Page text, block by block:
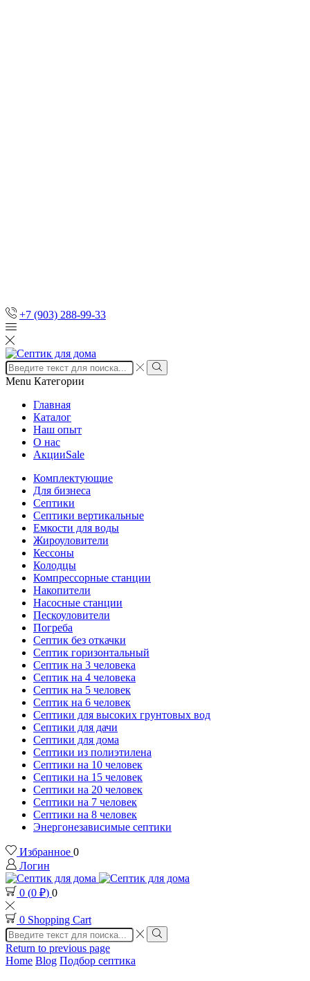
+7 (903) 288-99-33
Search
input
Search
Menu Категории
Главная
Каталог
Наш опыт
О нас
АкцииSale
Комплектующие
Для бизнеса
Септики
Септики вертикальные
Емкости для воды
Жироуловители
Кессоны
Колодцы
Компрессорные станции
Накопители
Насосные станции
Пескоуловители
Погреба
Септик без откачки
Септик горизонтальный
Септик на 3 человека
Септик на 4 человека
Септик на 5 человек
Септик на 6 человек
Септики для высоких грунтовых вод
Септики для дачи
Септики для дома
Септики из полиэтилена
Септики на 10 человек
Септики на 15 человек
Септики на 20 человек
Септики на 7 человек
Септики на 8 человек
Энергонезависимые септики
Избранное 0
Логин
0 (0 ₽) 0
0 Shopping Cart
Search
input
Search
Return to previous page
Home Blog Подбор септика